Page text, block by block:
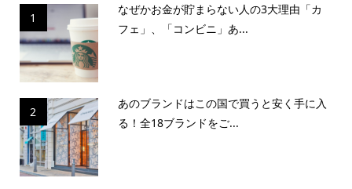
1
なぜかお金が貯まらない人の3大理由「カ
フェ」、「コンビニ」あ...
2
あのブランドはこの国で買うと安く手に入
る！全18ブランドをご...